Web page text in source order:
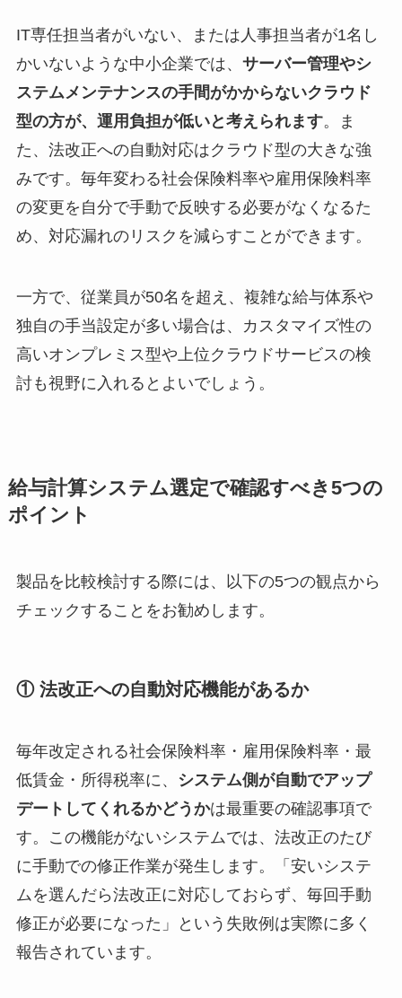
IT専任担当者がいない、または人事担当者が1名し
かいないような中小企業では、 サーバー管理やシ
ステムメンテナンスの手間がかからないクラウド
型の方が、運用負担が低いと考えられます。ま
た、法改正への自動対応はクラウド型の大きな強
みです。毎年変わる社会保険料率や雇用保険料率
の変更を自分で手動で反映する必要がなくなるた
め、対応漏れのリスクを減らすことができます。
一方で、従業員が50名を超え、複雑な給与体系や
独自の手当設定が多い場合は、カスタマイズ性の
高いオンプレミス型や上位クラウドサービスの検
討も視野に入れるとよいでしょう。
給与計算システム選定で確認すべき5つの
ポイント
製品を比較検討する際には、以下の5つの観点から
チェックすることをお勧めします。
① 法改正への自動対応機能があるか
毎年改定される社会保険料率・雇用保険料率・最
低賃金・所得税率に、
システム側が自動でアップ
デートしてくれるかどうかは最重要の確認事項で
す。この機能がないシステムでは、法改正のたび
に手動での修正作業が発生します。「安いシステ
ムを選んだら法改正に対応しておらず、毎回手動
修正が必要になった」という失敗例は実際に多く
報告されています。